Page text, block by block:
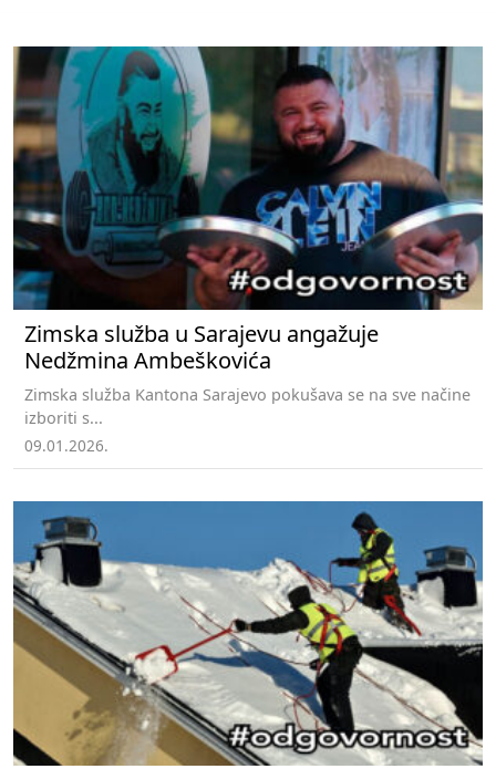
Zimska služba u Sarajevu angažuje
Nedžmina Ambeškovića
Zimska služba Kantona Sarajevo pokušava se na sve načine
izboriti s...
09.01.2026.